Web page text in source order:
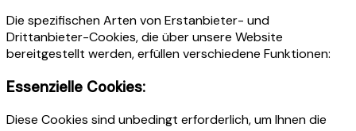
Die spezifischen Arten von Erstanbieter- und
Drittanbieter-Cookies, die über unsere Website
bereitgestellt werden, erfüllen verschiedene Funktionen:
Essenzielle Cookies:
Diese Cookies sind unbedingt erforderlich, um Ihnen die